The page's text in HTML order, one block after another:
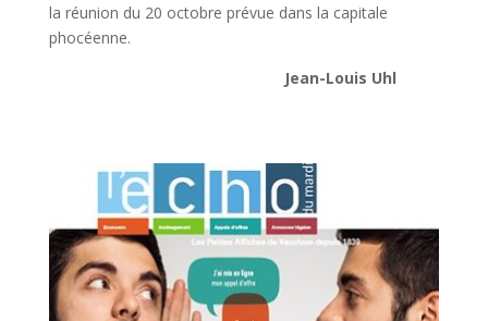
la réunion du 20 octobre prévue dans la capitale
phocéenne.
Jean-Louis Uhl